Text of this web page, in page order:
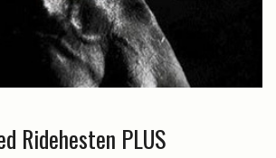
Ridehesten PLUS